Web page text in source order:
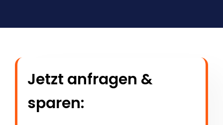
Jetzt anfragen &
sparen: